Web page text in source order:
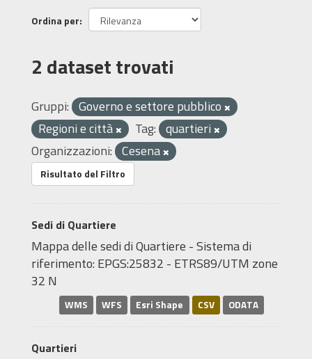
Ordina per
2 dataset trovati
Gruppi: Governo e settore pubblico
Regioni e città
Tag: quartieri
Organizzazioni: Cesena
Risultato del Filtro
Sedi di Quartiere
Mappa delle sedi di Quartiere - Sistema di
riferimento: EPGS:25832 - ETRS89/UTM zone
32 N
WMS WFS Esri Shape CSV ODATA
Quartieri